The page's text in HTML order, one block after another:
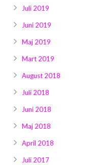
Juli 2019
Juni 2019
Maj 2019
Mart 2019
August 2018
Juli 2018
Juni 2018
Maj 2018
April 2018
Juli 2017